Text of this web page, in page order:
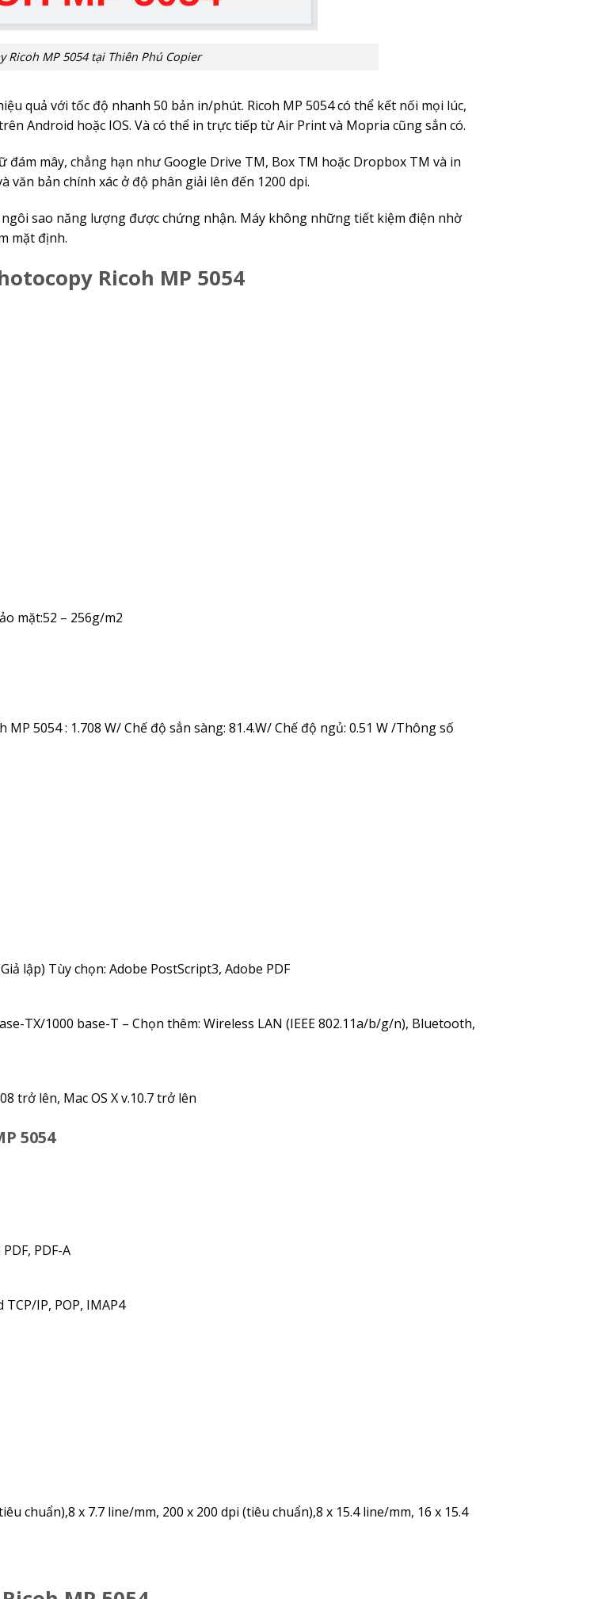
Ricoh MP 5054 tại Thiên Phú Copier
quả với tốc độ nhanh 50 bản in/phút. Ricoh MP 5054 có thể kết nối mọi lúc,
Android hoặc IOS. Và có thể in trực tiếp từ Air Print và Mopria cũng sẳn có.
mây, chẳng hạn như Google Drive TM, Box TM hoặc Dropbox TM và in
văn bản chính xác ở độ phân giải lên đến 1200 dpi.
sao năng lượng được chứng nhận. Máy không những tiết kiệm điện nhờ
mặt định.
Ricoh MP 5054
mặt:52 – 256g/m2
5054 : 1.708 W/ Chế độ sẳn sàng: 81.4.W/ Chế độ ngủ: 0.51 W /Thông số
lập) Tùy chọn: Adobe PostScript3, Adobe PDF
TX/1000 base-T – Chọn thêm: Wireless LAN (IEEE 802.11a/b/g/n), Bluetooth,
trở lên, Mac OS X v.10.7 trở lên
5054
PDF-A
IP, POP, IMAP4
chuẩn),8 x 7.7 line/mm, 200 x 200 dpi (tiêu chuẩn),8 x 15.4 line/mm, 16 x 15.4